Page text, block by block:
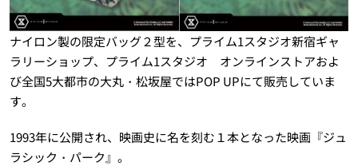
ナイロン製の限定バッグ２型を、プライム1スタジオ新宿ギャ
ラリーショップ、プライム1スタジオ オンラインストアおよ
び全国5大都市の大丸・松坂屋ではPOP UPにて販売していま
す。
1993年に公開され、映画史に名を刻む１本となった映画『ジュ
ラシック・パーク』。